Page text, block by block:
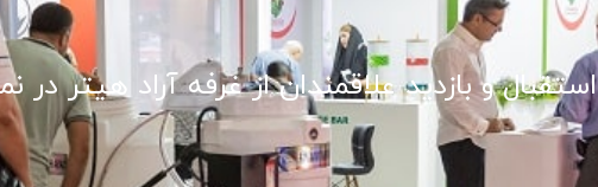
استقبال و بازدید علاقمندان از غرفه آراد هیتر در